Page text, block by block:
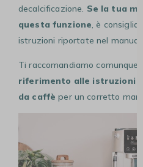
decalcificazione. Se la tua
questa funzione, è
istruzioni riportate nel manuale
Ti raccomandiamo comunque
riferimento alle istruzioni
da caffè per un corretto